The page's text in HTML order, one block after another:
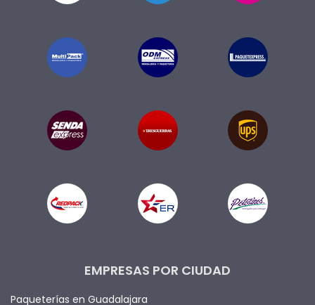
EMPRESAS POR CIUDAD
Paqueterías en Guadalajara